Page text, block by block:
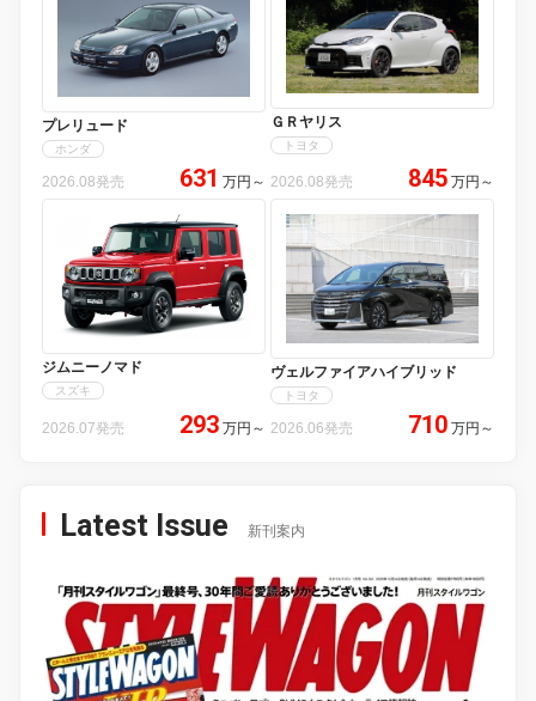
プレリュード
ホンダ
2026.08発売 631 万円 ～
ＧＲヤリス
トヨタ
2026.08発売 845 万円 ～
ジムニーノマド
スズキ
2026.07発売 293 万円 ～
ヴェルファイアハイブリッド
トヨタ
2026.06発売 710 万円 ～
Latest Issue 新刊案内